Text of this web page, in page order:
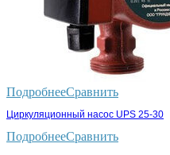
ПодробнееСравнить
Циркуляционный насос UPS 25-30
ПодробнееСравнить